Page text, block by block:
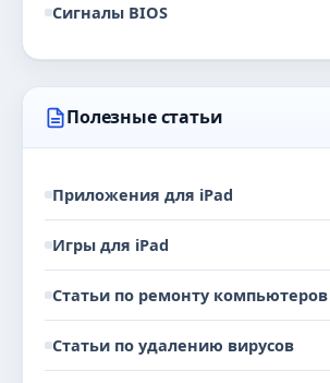
Сигналы BIOS
Полезные статьи
Приложения для iPad
Игры для iPad
Статьи по ремонту компьютеров
Статьи по удалению вирусов